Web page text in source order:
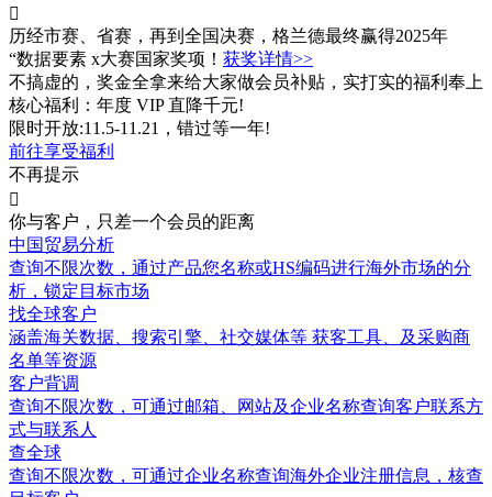

历经市赛、省赛，再到全国决赛，格兰德最终赢得2025年
“数据要素 x大赛国家奖项！ 获奖详情>>
不搞虚的，奖金全拿来给大家做会员补贴，实打实的福利奉上
核心福利：年度 VIP 直降千元!
限时开放:11.5-11.21，错过等一年!
前往享受福利
不再提示

你与客户，只差一个会员的距离
中国贸易分析
查询不限次数 ，通过产品您名称或HS编码进行海外市场的分
析，锁定目标市场
找全球客户
涵盖海关数据 、搜索引擎、社交媒体等 获客工具、及采购商
名单等资源
客户背调
查询不限次数 ，可通过邮箱、网站及企业名称查询客户联系方
式与联系人
查全球
查询不限次数 ，可通过企业名称查询海外企业注册信息，核查